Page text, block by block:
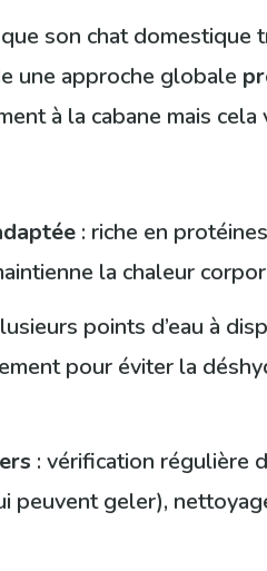
que son chat domestique
une approche globale
à la cabane mais
: riche en
la chaleur
points d’eau à
pour éviter la
: vérification régulière
peuvent geler),